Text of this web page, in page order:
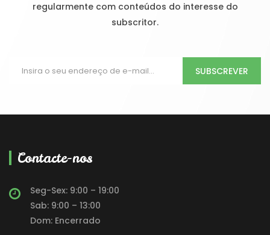
regularmente com conteúdos do interesse do
subscritor.
SUBSCREVER
Contacte-nos
Seg-Sex: 9:00 – 19:00
Sab: 9:00 – 13:00
Dom: Encerrado